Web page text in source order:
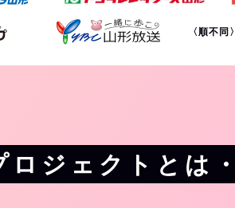
〈順不同〉
ジェクトとは